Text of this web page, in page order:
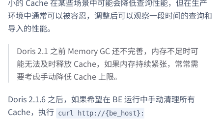
小的 Cache 在某些场景中可能会降低查询性能，但在生产
环境中通常可以被容忍，调整后可以观察一段时间的查询和
导入的性能。
Doris 2.1 之前 Memory GC 还不完善，内存不足时可
能无法及时释放 Cache，如果内存持续紧张，常常需
要考虑手动降低 Cache 上限。
Doris 2.1.6 之后，如果希望在 BE 运行中手动清理所有
Cache，执行 curl http://{be_host}: